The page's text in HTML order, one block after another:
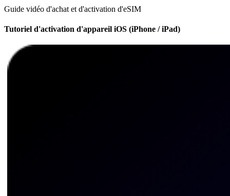
Guide vidéo d'achat et d'activation d'eSIM
Tutoriel d'activation d'appareil iOS (iPhone / iPad)